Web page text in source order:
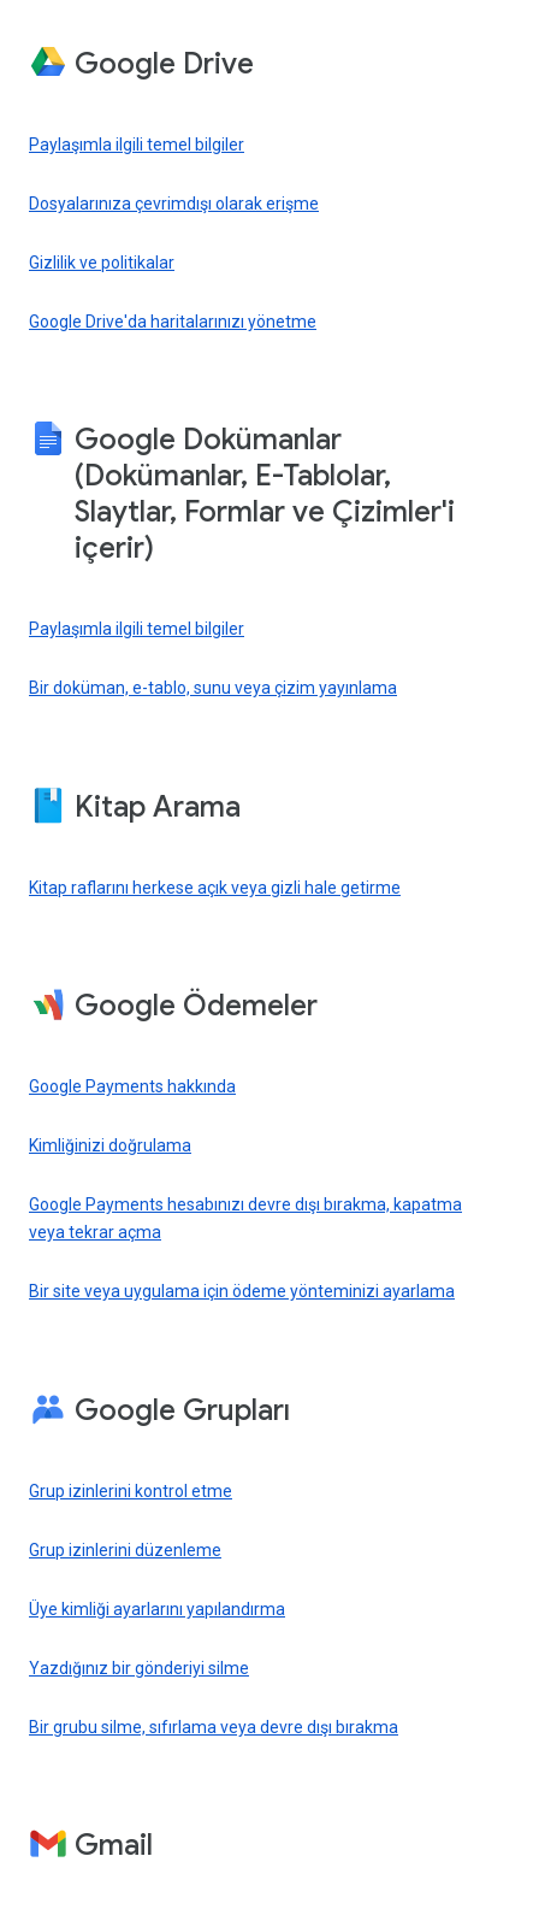
Google Drive
Paylaşımla ilgili temel bilgiler
Dosyalarınıza çevrimdışı olarak erişme
Gizlilik ve politikalar
Google Drive'da haritalarınızı yönetme
Google Dokümanlar
(Dokümanlar, E-Tablolar,
Slaytlar, Formlar ve Çizimler'i
içerir)
Paylaşımla ilgili temel bilgiler
Bir doküman, e-tablo, sunu veya çizim yayınlama
Kitap Arama
Kitap raflarını herkese açık veya gizli hale getirme
Google Ödemeler
Google Payments hakkında
Kimliğinizi doğrulama
Google Payments hesabınızı devre dışı bırakma, kapatma
veya tekrar açma
Bir site veya uygulama için ödeme yönteminizi ayarlama
Google Grupları
Grup izinlerini kontrol etme
Grup izinlerini düzenleme
Üye kimliği ayarlarını yapılandırma
Yazdığınız bir gönderiyi silme
Bir grubu silme, sıfırlama veya devre dışı bırakma
Gmail